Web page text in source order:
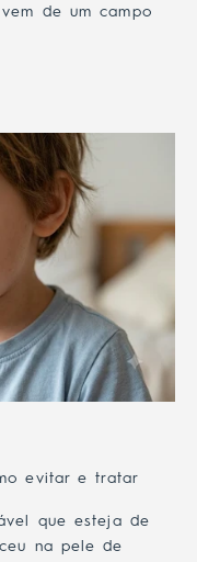
de um campo
evitar e tratar
que esteja de
na pele de